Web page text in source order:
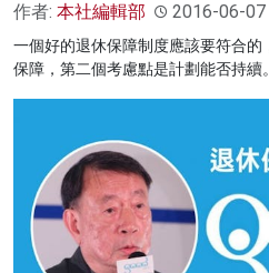
作者: 本社編輯部 2016-06-07
一個好的退休保障制度應該要符合
保障，第二個考慮點是計劃能否持續。